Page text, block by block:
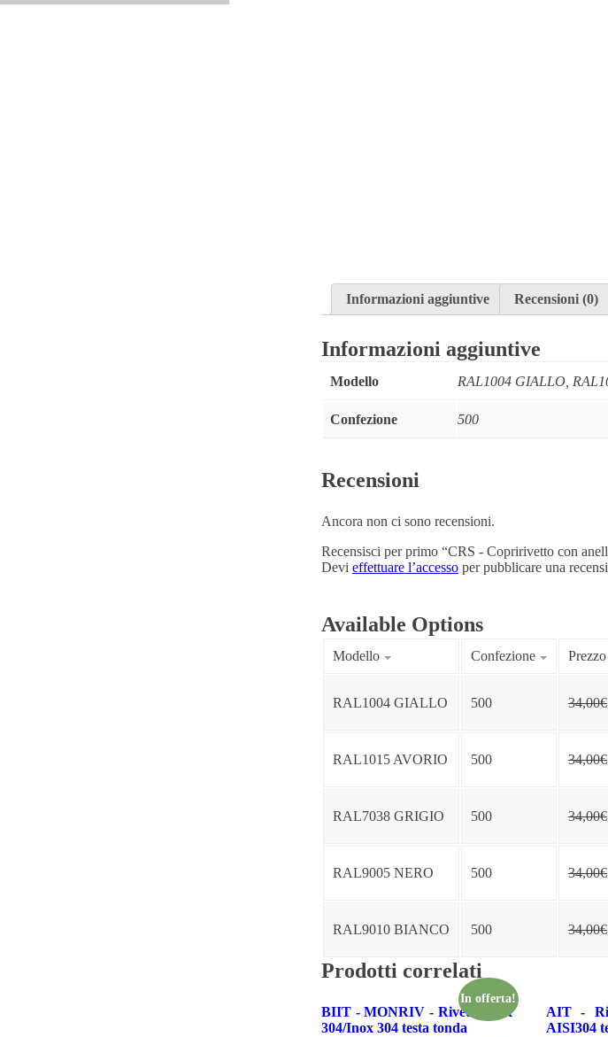
Informazioni aggiuntive Recensioni (0)
Informazioni aggiuntive
Modello RAL1004 GIALLO,
Confezione 500
Recensioni
Ancora non ci sono recensioni.
Recensisci per primo “CRS - Copririvetto con
Devi effettuare l’accessoper pubblicare una
Available Options
Modello Confezione Prezzo
RAL1004 GIALLO 500 34,00€
RAL1015 AVORIO 500 34,00€
RAL7038 GRIGIO 500 34,00€
RAL9005 NERO 500 34,00€
RAL9010 BIANCO 500 34,00€
Prodotti correlati
In offerta!
BIIT - MONRIV - Rivetto Inox
304/Inox 304 testa tonda
AIT -
AISI304